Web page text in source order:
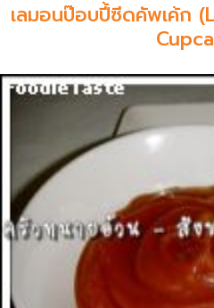
เลมอนป๊อบปี้ซีดคัพเค้ก